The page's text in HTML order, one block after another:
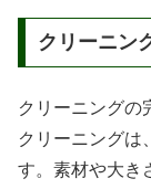
クリーニン
クリーニングの
クリーニングは
す。素材や大き